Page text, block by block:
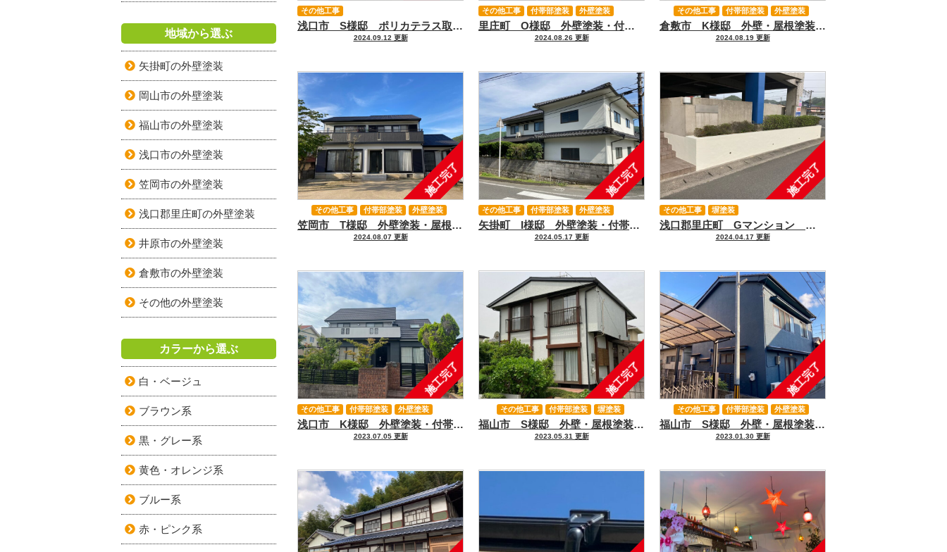
浅口市 S様邸 ポリカテラス取付工事
2024.09.12 更新
その他工事
里庄町 O様邸 外壁塗装・付帯部塗装・鼻隠し・軒天張替工事
2024.08.26 更新
その他工事 付帯部塗装 外壁塗装
倉敷市 K様邸 外壁・屋根塗装・付帯部塗装工事
2024.08.19 更新
その他工事 付帯部塗装
外壁塗装
屋根塗装
施工完了
笠岡市 T様邸 外壁塗装・屋根塗装・付帯部塗装・その他工事
2024.08.07 更新
その他工事 付帯部塗装
外壁塗装
屋根塗装
施工完了
矢掛町 I様邸 外壁塗装・付帯部塗装・波板張替工事
2024.05.17 更新
その他工事 付帯部塗装 外壁塗装
施工完了
浅口郡里庄町 Gマンション 花壇塀左官補修・塗装工事
2024.04.17 更新
その他工事 塀塗装
施工完了
浅口市 K様邸 外壁塗装・付帯部塗装・ポリカ張り替え工事
2023.07.05 更新
その他工事 付帯部塗装 外壁塗装
施工完了
福山市 S様邸 外壁・屋根塗装・付帯部塗装・塀塗装・フラワーボックス取付・雨樋交換・破風交換工事
2023.05.31 更新
その他工事 付帯部塗装
塀塗装
外壁塗装
屋根塗装
施工完了
福山市 S様邸 外壁・屋根塗装・付帯部塗装・窓交換・庇交換・雨樋交換工事
2023.01.30 更新
その他工事 付帯部塗装
外壁塗装
屋根塗装
地域から選ぶ
矢掛町の外壁塗装
岡山市の外壁塗装
福山市の外壁塗装
浅口市の外壁塗装
笠岡市の外壁塗装
浅口郡里庄町の外壁塗装
井原市の外壁塗装
倉敷市の外壁塗装
その他の外壁塗装
カラーから選ぶ
白・ベージュ
ブラウン系
黒・グレー系
黄色・オレンジ系
ブルー系
赤・ピンク系